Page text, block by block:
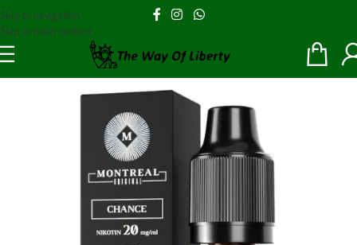
Skip to navigation
Skip to main content